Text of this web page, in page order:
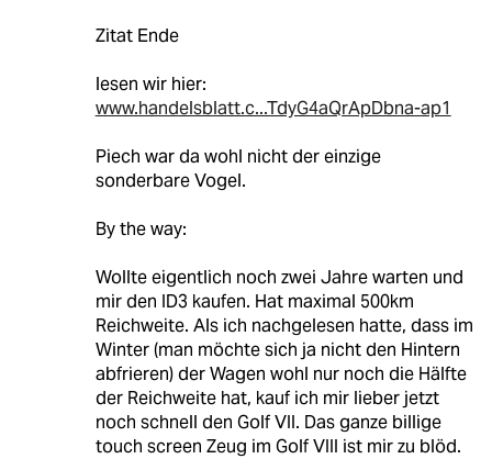
Zitat Ende
lesen wir hier:
www.handelsblatt.c...TdyG4aQrApDbna-ap1
Piech war da wohl nicht der einzige
sonderbare Vogel.
By the way:
Wollte eigentlich noch zwei Jahre warten und
mir den ID3 kaufen. Hat maximal 500km
Reichweite. Als ich nachgelesen hatte, dass im
Winter (man möchte sich ja nicht den Hintern
abfrieren) der Wagen wohl nur noch die Hälfte
der Reichweite hat, kauf ich mir lieber jetzt
noch schnell den Golf VII. Das ganze billige
touch screen Zeug im Golf VIII ist mir zu blöd.